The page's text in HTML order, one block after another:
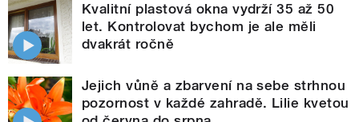
Kvalitní plastová okna vydrží 35 až 50
let. Kontrolovat bychom je ale měli
dvakrát ročně
Jejich vůně a zbarvení na sebe strhnou
pozornost v každé zahradě. Lilie kvetou